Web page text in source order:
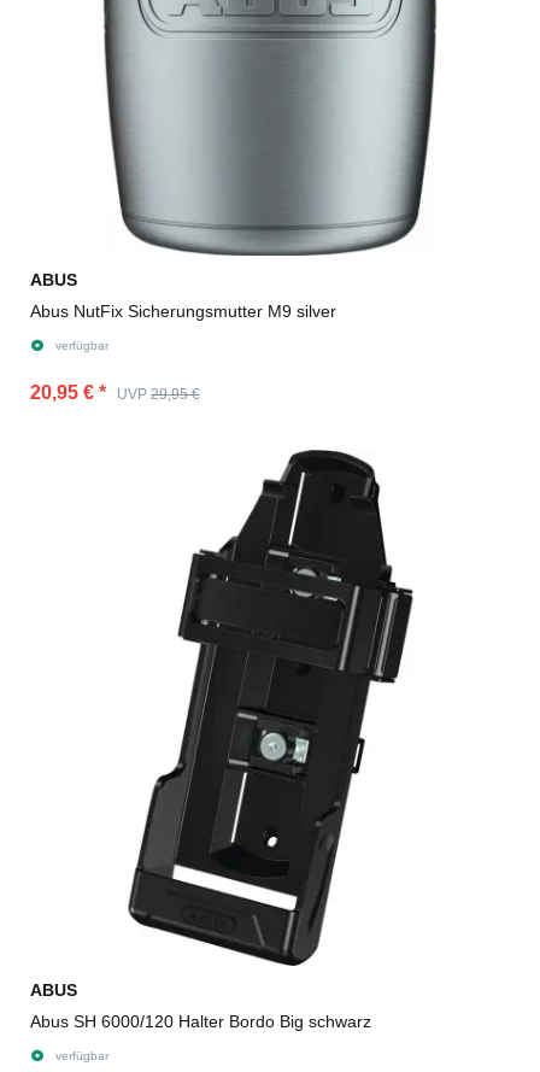
ABUS
Abus NutFix Sicherungsmutter M9 silver
verfügbar
20,95 € * UVP 29,95 €
ABUS
Abus SH 6000/120 Halter Bordo Big schwarz
verfügbar